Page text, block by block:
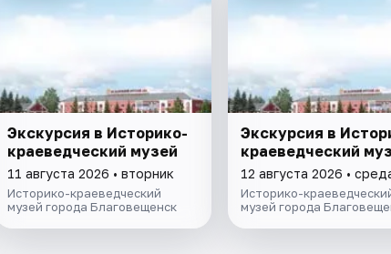
Экскурсия в Историко-
краеведческий музей
11 августа 2026 • вторник
Историко-краеведческий
музей города Благовещенск
Экскурсия в
краеведческий
12 августа 2026 •
Историко-
музей города